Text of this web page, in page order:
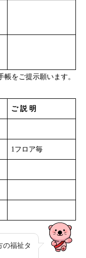
をご提示願います。
ご 説 明
1フロア毎
の福祉タ